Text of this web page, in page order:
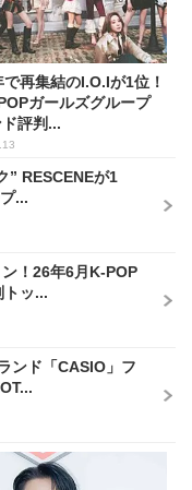
で再集結のI.O.Iが1位！
ガールズグループ
評判...
” RESCENEが1
...
！26年6月K-POP
トッ...
ンド「CASIO」フ